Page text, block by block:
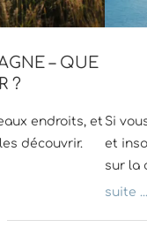
– QUE
?
endroits, et
découvrir.
Si
et
sur la
suite ...